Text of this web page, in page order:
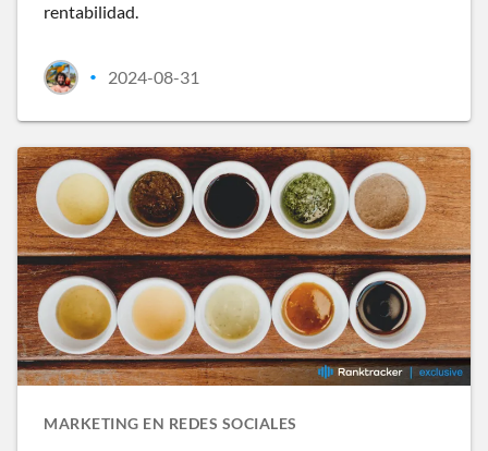
rentabilidad.
• 2024-08-31
MARKETING EN REDES SOCIALES